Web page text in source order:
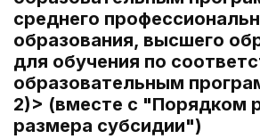
среднего
образования, высшего
для обучения по
образовательным
2)> (вместе с "Порядком
размера субсидии")